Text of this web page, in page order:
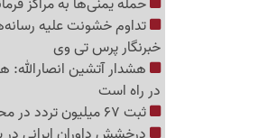
تداوم خشونت علیه
خبرنگار پرس تی وی
هشدار آتشین انصارالله:
در راه است
ثبت 67 میلیون تردد در محورهای منتهی به مرزها